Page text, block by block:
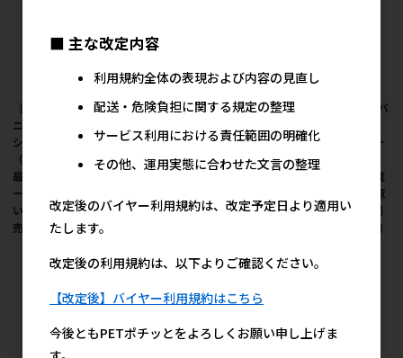
［イースター(直送)］バ
ニーセレクションプロ
シニア 900g／ 1ケース
（10点） ※発注単位・
最低発注数量(混載10ケ
ース以上)にご注意下さ
い ●通販サイト掲載販
売不可 ＜専門店商材＞
［イースター(直送)］バ
メンテナンス 900g／ 1
ケース（10点） ※発注
単位・最低発注数量(混
意下さい ●通販サイト
［イースター(直送)］バ
グロース 900g／ 1ケー
ス（10点） ※発注単
位・最低発注数量(混載
10ケース以上)にご注意
下さい ●通販サイト掲
載販売不可 ＜専門店商
■ 主な改定内容
利用規約全体の表現および内容の見直し
配送・危険負担に関する規定の整理
サービス利用における責任範囲の明確化
その他、運用実態に合わせた文言の整理
改定後のバイヤー利用規約は、改定予定日より適用い
たします。
改定後の利用規約は、以下よりご確認ください。
【改定後】バイヤー利用規約はこちら
今後ともPETポチッとをよろしくお願い申し上げま